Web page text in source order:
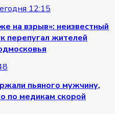
12:15
на взрыв»: неизвестный
перепугал жителей
пьяного мужчину,
по медикам скорой